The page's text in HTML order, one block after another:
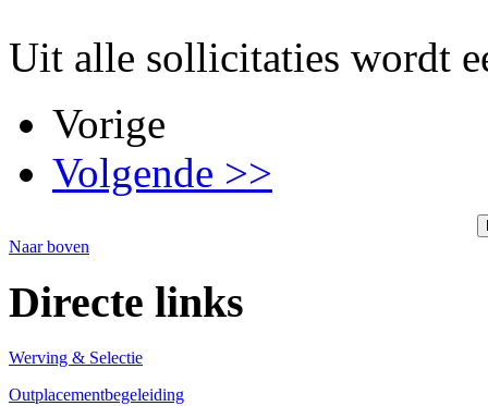
Uit alle sollicitaties wordt
Vorige
Volgende >>
Naar boven
Directe links
Werving & Selectie
Outplacementbegeleiding